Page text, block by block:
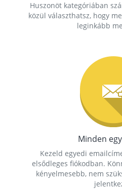
Huszonöt kategóriában
közül választhatsz, hogy
leginkább
Minden
Kezeld egyedi
elsődleges fiókodban.
kényelmesebb, nem